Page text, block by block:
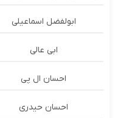
ابولفضل اسماعیلی
ابی عالی
احسان ال پی
احسان حیدری